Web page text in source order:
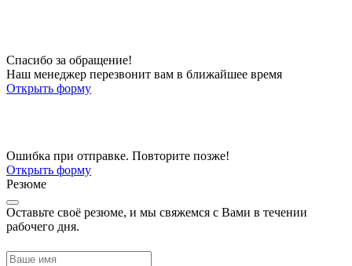
Спасибо за обращение!
Наш менеджер перезвонит вам в ближайшее время
Открыть форму
Ошибка при отправке. Повторите позже!
Открыть форму
Резюме
Оставьте своё резюме, и мы свяжемся с Вами в течении
рабочего дня.